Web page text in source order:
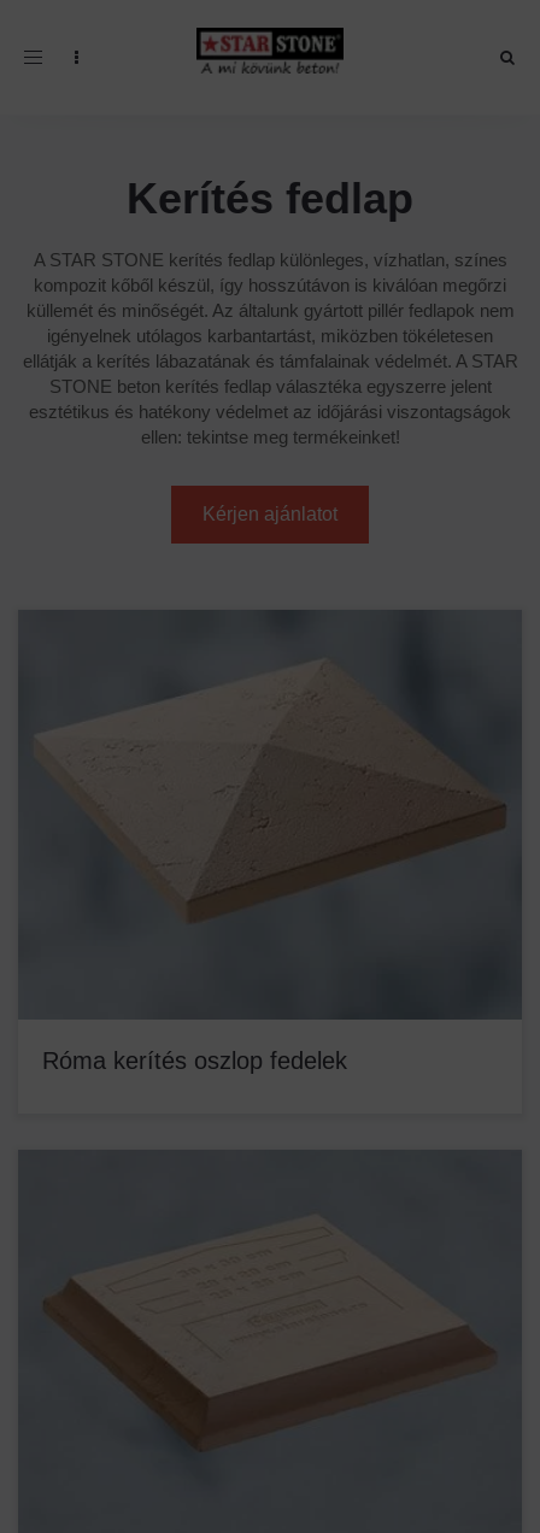
Toggle navigation
Kerítés fedlap
A STAR STONE kerítés fedlap különleges, vízhatlan, színes
kompozit kőből készül, így hosszútávon is kiválóan megőrzi
küllemét és minőségét. Az általunk gyártott pillér fedlapok nem
igényelnek utólagos karbantartást, miközben tökéletesen
ellátják a kerítés lábazatának és támfalainak védelmét. A STAR
STONE beton kerítés fedlap választéka egyszerre jelent
esztétikus és hatékony védelmet az időjárási viszontagságok
ellen: tekintse meg termékeinket!
Kérjen ajánlatot
Róma kerítés oszlop fedelek